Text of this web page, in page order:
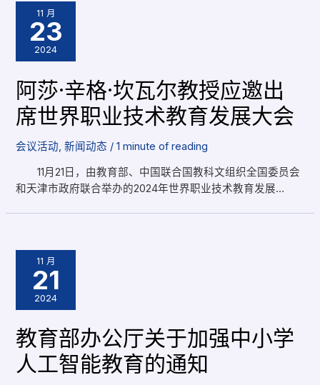
11 月
23
2024
阿莎·辛格·坎瓦尔教授应邀出
席世界职业技术教育发展大会
会议活动,新闻动态 /1 minute of reading
11月21日，由教育部、中国联合国教科文组织全国委员会
和天津市政府联合举办的2024年世界职业技术教育发展…
11 月
21
2024
教育部办公厅关于加强中小学
人工智能教育的通知